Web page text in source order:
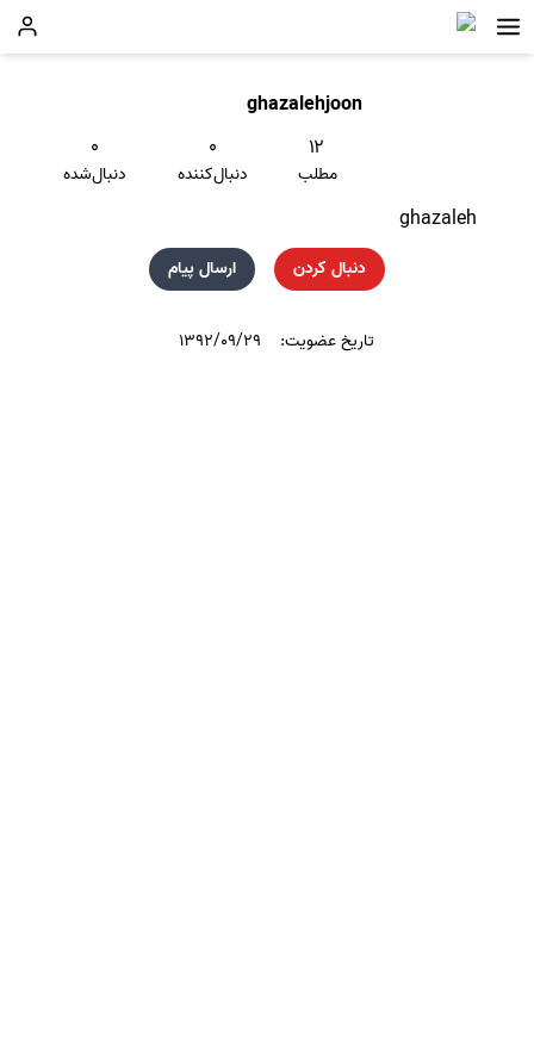
ghazalehjoon
۱۲
مطلب
۰
دنبال‌کننده
۰
دنبال‌شده
ghazaleh
دنبال کردن ارسال پیام
تاریخ عضویت: ۱۳۹۲/۰۹/۲۹